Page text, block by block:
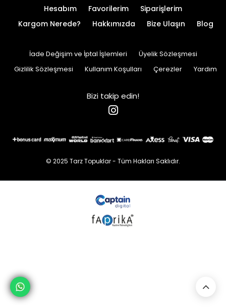
Hesabım Favorilerim
Siparişlerim
Kargom Nerede?
Hakkımızda Bize Ulaşın Blog
İade Değişim ve İptal İşlemleri
Üyelik Sözleşmesi
Gizlilik Sözleşmesi
Kullanım Koşulları Çerezler Yardım
Bizi takip edin!
© 2025 Tarz Topuklar - Tüm Hakları Saklıdır.